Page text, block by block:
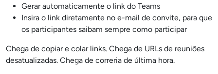
Gerar automaticamente o link do Teams
Insira o link diretamente no e-mail de convite, para que
os participantes saibam sempre como participar
Chega de copiar e colar links. Chega de URLs de reuniões
desatualizadas. Chega de correria de última hora.